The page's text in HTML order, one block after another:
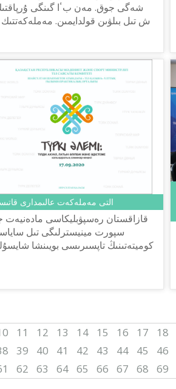
شەگى جوق. مەن بٴا گىنگى
ش تىل بىلۋىن قولدايمىن. مەملەكەتتىك
التى مەملەكەت عالىمدارى
قازاقستان رەسپۋبليكاسى مادەنيەت
سپورت مينيسترلىگى تىل
كوميتەتىنىڭ تاپسىرىسى بويىنشا
11 12 13 14 15 16 17 18
39 40 41 42 43 44 45 46
62 63 64 65 66 67 68 69